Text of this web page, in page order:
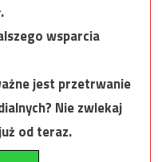
wsparcia
jest przetrwanie
Nie zwlekaj
od teraz.